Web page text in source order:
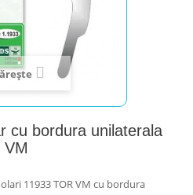
cu bordura unilaterala
VM
11933 TOR VM cu bordura